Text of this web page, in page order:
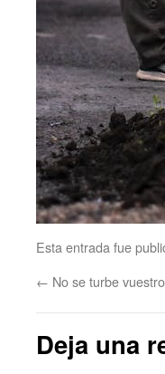
Esta entrada fue
← No se turbe
Deja una